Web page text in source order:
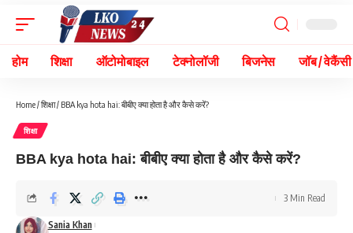
होम शिक्षा ऑटोमोबाइल टेक्नोलॉजी बिजनेस जॉब / वेकैंसी
Home/शिक्षा/ BBA kya hota hai: बीबीए क्या होता है और कैसे करें?
शिक्षा
BBA kya hota hai: बीबीए क्या होता है और कैसे करें?
Sania Khan
3 Min Read